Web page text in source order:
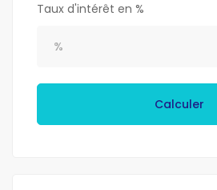
Taux d'intérêt en %
Calculer